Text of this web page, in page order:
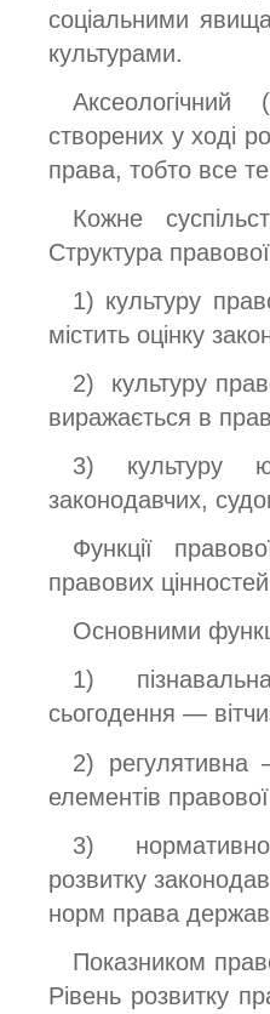
соціальними
культурами.
Аксеологічний
створених у ході
права, тобто все
Кожне
Структура
1) культуру
містить оцінку
2) культуру
виражається в
3) культуру
законодавчих,
Функції
правових
Основними
1)
сьогодення —
2) регулятивна
елементів
3) нормативно-
розвитку
норм права
Показником
Рівень розвитку